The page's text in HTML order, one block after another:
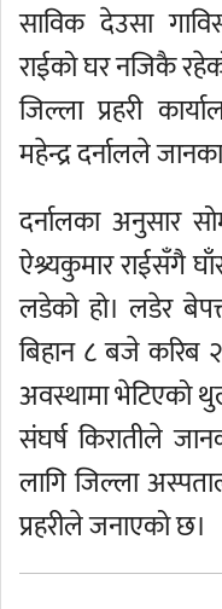
साविक देउसा
राईको घर नजिकै
जिल्ला प्रहरी
महेन्द्र दर्नालले
दर्नालका अनुसार
ऐश्र्यकुमार राईसँगै
लडेको हो। लडेर
बिहान ८ बजे करिब
अवस्थामा भेटिएको
संघर्ष किरातीले
लागि जिल्ला
प्रहरीले जनाएको छ।